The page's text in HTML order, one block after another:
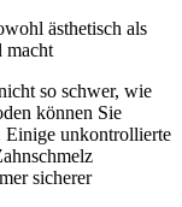
ästhetisch als
macht
so schwer, wie
können Sie
Einige unkontrollierte
sicherer